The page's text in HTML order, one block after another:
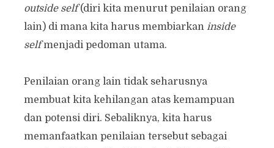
outside self(diri kita menurut penilaian orang
lain) di mana kita harus membiarkan inside
selfmenjadi pedoman utama.
Penilaian orang lain tidak seharusnya
membuat kita kehilangan atas kemampuan
dan potensi diri. Sebaliknya, kita harus
memanfaatkan penilaian tersebut sebagai